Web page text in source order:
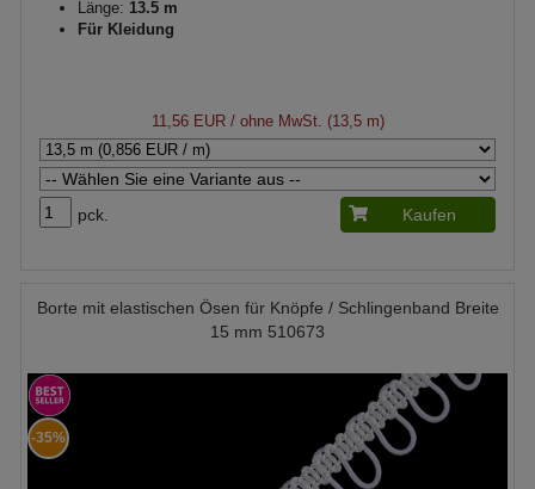
Länge: 13.5 m
Für Kleidung
11,56 EUR/ ohne MwSt. (13,5 m)
pck. Kaufen
Borte mit elastischen Ösen für Knöpfe / Schlingenband Breite
15 mm 510673
-35%